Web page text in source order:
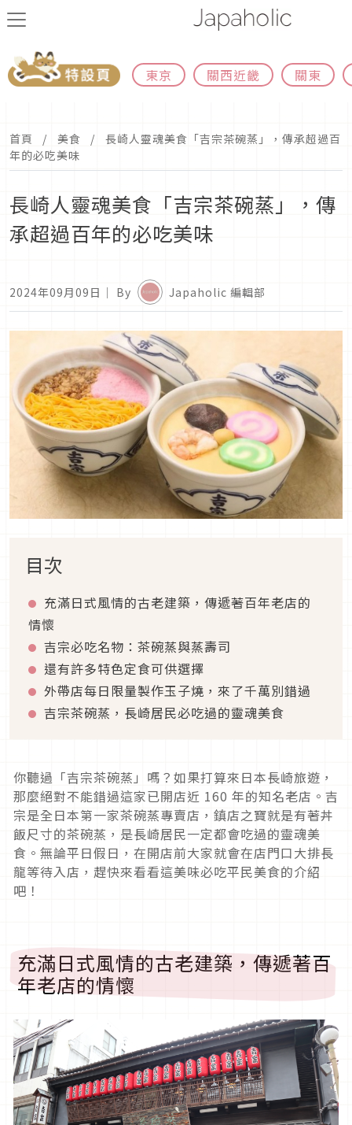
東京 關西近畿 關東
首頁 美食
長崎人靈魂美食「吉宗茶碗蒸」，傳承超過百
年的必吃美味
長崎人靈魂美食「吉宗茶碗蒸」，傳
承超過百年的必吃美味
2024年09月09日 ｜ By Japaholic 編輯部
目次
充滿日式風情的古老建築，傳遞著百年老店的
情懷
吉宗必吃名物：茶碗蒸與蒸壽司
還有許多特色定食可供選擇
外帶店每日限量製作玉子燒，來了千萬別錯過
吉宗茶碗蒸，長崎居民必吃過的靈魂美食
你聽過「吉宗茶碗蒸」嗎？如果打算來日本長崎旅遊，
那麼絕對不能錯過這家已開店近 160 年的知名老店。吉
宗是全日本第一家茶碗蒸專賣店，鎮店之寶就是有著丼
飯尺寸的茶碗蒸，是長崎居民一定都會吃過的靈魂美
食。無論平日假日，在開店前大家就會在店門口大排長
龍等待入店，趕快來看看這美味必吃平民美食的介紹
吧！
充滿日式風情的古老建築，傳遞著百
年老店的情懷